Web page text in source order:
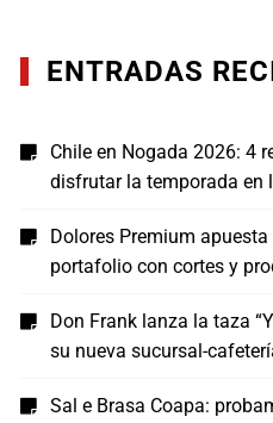
ENTRADAS
Chile en Nogada 2026: 4
disfrutar la temporada en
Dolores Premium
portafolio con cortes y
Don Frank lanza la taza
su nueva sucursal-
Sal e Brasa Coapa: